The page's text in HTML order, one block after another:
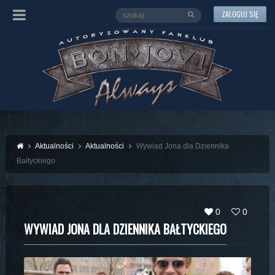
ZALOGUJ SIĘ
Aktualności Aktualności
Wywiad Jona dla Dziennika
Bałtyckiego
0 0
WYWIAD JONA DLA DZIENNIKA BAŁTYCKIEGO